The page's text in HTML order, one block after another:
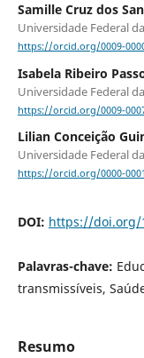
Samille Cruz dos
Universidade Federal
https://orcid.org/0009-
Isabela Ribeiro
Universidade Federal
https://orcid.org/0009-
Lilian Conceição
Universidade Federal
https://orcid.org/0000-
DOI: https://doi.org/
Palavras-chave:
transmissíveis,
Resumo